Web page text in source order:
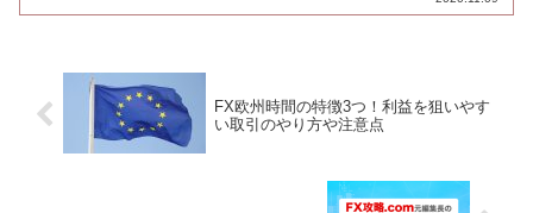
FX欧州時間の特徴3つ！利益を狙いやす
い取引のやり方や注意点